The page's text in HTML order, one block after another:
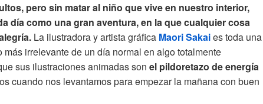
pero sin matar al niño que vive en nuestro interior,
día como una gran aventura, en la que cualquier cosa
La ilustradora y artista gráfica Maori Sakaies toda una
más irrelevante de un día normal en algo totalmente
sus ilustraciones animadas son el pildoretazo de energía
cuando nos levantamos para empezar la mañana con buen